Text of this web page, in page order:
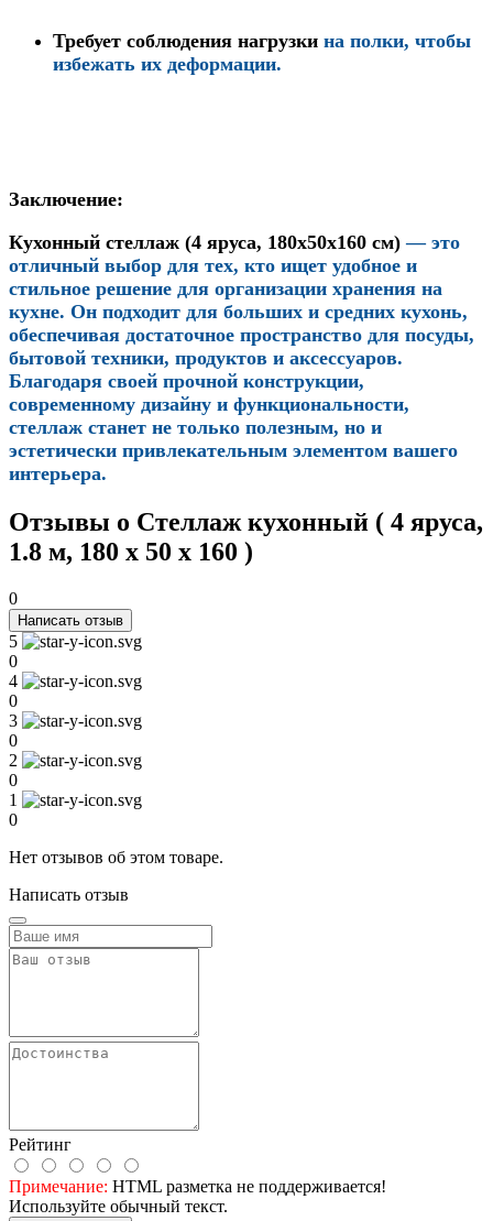
Требует соблюдения нагрузки на полки, чтобы
избежать их деформации.
Заключение:
Кухонный стеллаж (4 яруса, 180x50x160 см)— это
отличный выбор для тех, кто ищет удобное и
стильное решение для организации хранения на
кухне. Он подходит для больших и средних кухонь,
обеспечивая достаточное пространство для посуды,
бытовой техники, продуктов и аксессуаров.
Благодаря своей прочной конструкции,
современному дизайну и функциональности,
стеллаж станет не только полезным, но и
эстетически привлекательным элементом вашего
интерьера.
Отзывы о Стеллаж кухонный ( 4 яруса,
1.8 м, 180 х 50 х 160 )
0
Написать отзыв
5
0
4
0
3
0
2
0
1
0
Нет отзывов об этом товаре.
Написать отзыв
Рейтинг
Примечание: HTML разметка не поддерживается!
Используйте обычный текст.